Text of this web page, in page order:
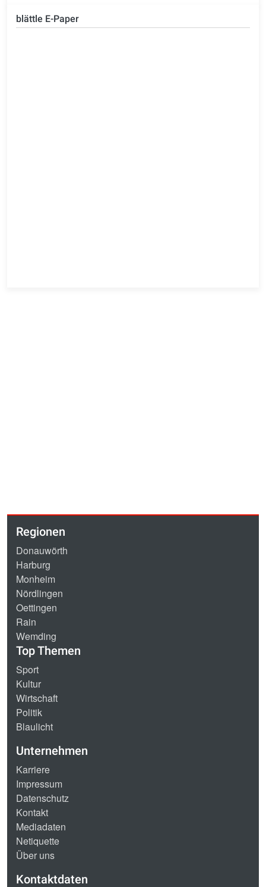
blättle E-Paper
Regionen
Donauwörth
Harburg
Monheim
Nördlingen
Oettingen
Rain
Wemding
Top Themen
Sport
Kultur
Wirtschaft
Politik
Blaulicht
Unternehmen
Karriere
Impressum
Datenschutz
Kontakt
Mediadaten
Netiquette
Über uns
Kontaktdaten